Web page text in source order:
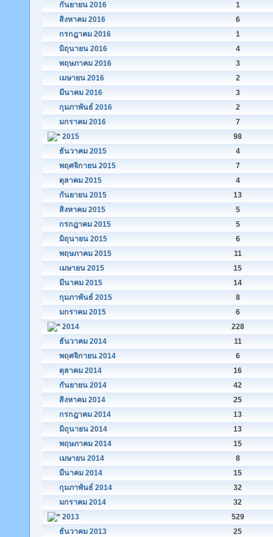
กันยายน 2016
1
สิงหาคม 2016
6
กรกฎาคม 2016
1
มิถุนายน 2016
4
พฤษภาคม 2016
3
เมษายน 2016
2
มีนาคม 2016
3
กุมภาพันธ์ 2016
2
มกราคม 2016
7
2015
98
ธันวาคม 2015
4
พฤศจิกายน 2015
7
ตุลาคม 2015
4
กันยายน 2015
13
สิงหาคม 2015
5
กรกฎาคม 2015
5
มิถุนายน 2015
6
พฤษภาคม 2015
11
เมษายน 2015
15
มีนาคม 2015
14
กุมภาพันธ์ 2015
8
มกราคม 2015
6
2014
228
ธันวาคม 2014
11
พฤศจิกายน 2014
6
ตุลาคม 2014
16
กันยายน 2014
42
สิงหาคม 2014
25
กรกฎาคม 2014
13
มิถุนายน 2014
13
พฤษภาคม 2014
15
เมษายน 2014
8
มีนาคม 2014
15
กุมภาพันธ์ 2014
32
มกราคม 2014
32
2013
529
ธันวาคม 2013
25